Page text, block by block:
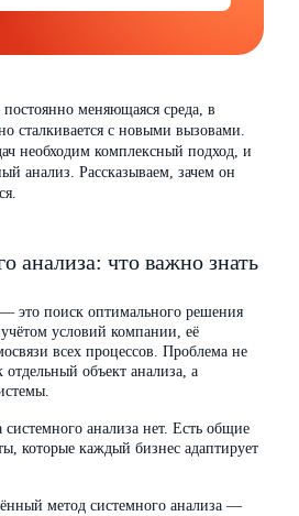
меняющаяся среда, в
сталкивается с новыми вызовами.
необходим комплексный подход, и
анализ. Рассказываем, зачем он
анализа: что важно знать
это поиск оптимального решения
условий компании, её
всех процессов. Проблема не
отдельный объект анализа, а
системного анализа нет. Есть общие
которые каждый бизнес адаптирует
метод системного анализа —